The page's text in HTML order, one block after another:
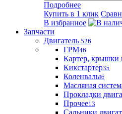
Подробнее
Купить в 1 клик
В избранное
Запчасти
Двигатель 526
ГРМ46
Картер, крышки
Кикстартер35
Коленвалы6
Масляная
Прокладки
Прочее13
Сальники